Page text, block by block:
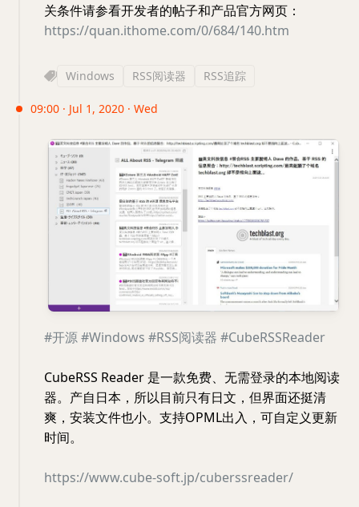
关条件请参看开发者的帖子和产品官方网页：
https://quan.ithome.com/0/684/140.htm
Windows RSS阅读器 RSS追踪
09:00 · Jul 1, 2020 · Wed
#开源#Windows #RSS阅读器 #CubeRSSReader
CubeRSS Reader 是一款免费、无需登录的本地阅读
器。产自日本，所以目前只有日文，但界面还挺清
爽，安装文件也小。支持OPML出入，可自定义更新
时间。
https://www.cube-soft.jp/cuberssreader/